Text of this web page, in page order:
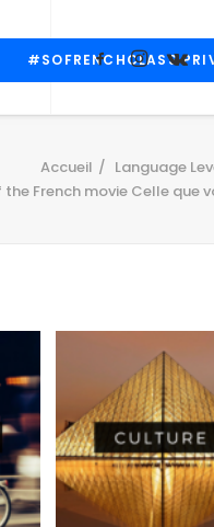
#SOFRENCHCLASS
Accueil Language
French movie Celle que